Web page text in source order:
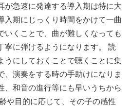
が急速に発達する導入期は特に大
入期にじっくり時間をかけて一曲
いくことで、曲が難しくなっても
寧に弾けるようになります。 読
うにしておくことで聴くことに集
、演奏をする時の手助けになりま
、和音の進行等にも早いうちから
や目的に応じて、その子の感性